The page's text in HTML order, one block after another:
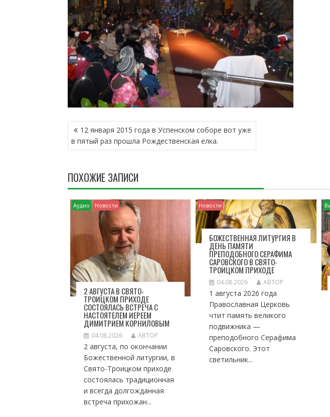
Н
А
В
Г
А
Ц
И
Я
О
П
И
С
12 января 2015 года в Успенском соборе вот уже
в пятый раз прошла Рождественская елка.
ПОХОЖИЕ ЗАПИСИ
Аудио Новости
2 АВГУСТА В СВЯТО-
ТРОИЦКОМ ПРИХОДЕ
СОСТОЯЛАСЬ ВСТРЕЧА С
НАСТОЯТЕЛЕМ ИЕРЕЕМ
ДИМИТРИЕМ КОРНИЛОВЫМ
04.08.2026 АВТОР
2 августа, по окончании
Божественной литургии, в
Свято-Троицком приходе
состоялась традиционная
и всегда долгожданная
встреча прихожан...
Новости
БОЖЕСТВЕННАЯ ЛИТУРГИЯ В
ДЕНЬ ПАМЯТИ
ПРЕПОДОБНОГО СЕРАФИМА
САРОВСКОГО В СВЯТО-
ТРОИЦКОМ ПРИХОДЕ
04.08.2026 АВТОР
1 августа 2026 года
Православная Церковь
чтит память великого
подвижника —
преподобного Серафима
Саровского. Этот
светильник...